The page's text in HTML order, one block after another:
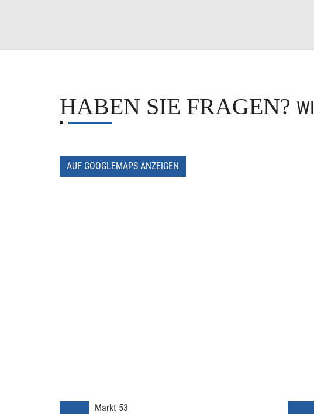
HABEN SIE FRAGEN?
AUF GOOGLEMAPS ANZEIGEN
Markt 53